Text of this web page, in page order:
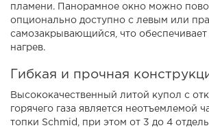
пламени. Панорамное окно можно
опционально доступно с левым или
самозакрывающийся, что обеспечивает
нагрев.
Гибкая и прочная
Высококачественный литой купол с
горячего газа является неотъемлемой
топки Schmid, при этом от 3 до 4